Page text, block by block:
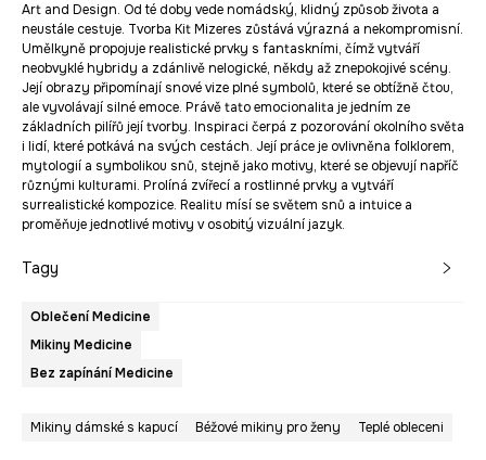
Art and Design. Od té doby vede nomádský, klidný způsob života a
neustále cestuje. Tvorba Kit Mizeres zůstává výrazná a nekompromisní.
Umělkyně propojuje realistické prvky s fantaskními, čímž vytváří
neobvyklé hybridy a zdánlivě nelogické, někdy až znepokojivé scény.
Její obrazy připomínají snové vize plné symbolů, které se obtížně čtou,
ale vyvolávají silné emoce. Právě tato emocionalita je jedním ze
základních pilířů její tvorby. Inspiraci čerpá z pozorování okolního světa
i lidí, které potkává na svých cestách. Její práce je ovlivněna folklorem,
mytologií a symbolikou snů, stejně jako motivy, které se objevují napříč
různými kulturami. Prolíná zvířecí a rostlinné prvky a vytváří
surrealistické kompozice. Realitu mísí se světem snů a intuice a
proměňuje jednotlivé motivy v osobitý vizuální jazyk.
Tagy
Oblečení Medicine
Mikiny Medicine
Bez zapínání Medicine
Mikiny dámské s kapucí Béžové mikiny pro ženy Teplé obleceni